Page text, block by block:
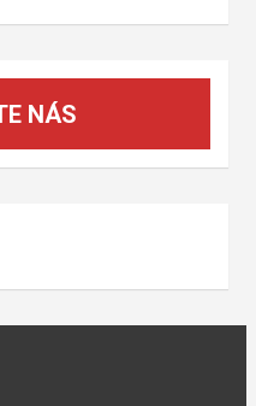
NÁS